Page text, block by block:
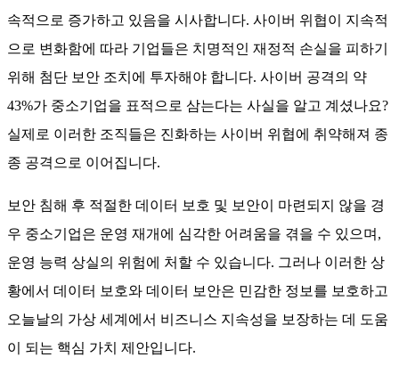
속적으로 증가하고 있음을 시사합니다. 사이버 위협이 지속적
으로 변화함에 따라 기업들은 치명적인 재정적 손실을 피하기
위해 첨단 보안 조치에 투자해야 합니다. 사이버 공격의 약
43%가 중소기업을 표적으로 삼는다는 사실을 알고 계셨나요?
실제로 이러한 조직들은 진화하는 사이버 위협에 취약해져 종
종 공격으로 이어집니다.
보안 침해 후 적절한 데이터 보호 및 보안이 마련되지 않을 경
우 중소기업은 운영 재개에 심각한 어려움을 겪을 수 있으며,
운영 능력 상실의 위험에 처할 수 있습니다. 그러나 이러한 상
황에서 데이터 보호와 데이터 보안은 민감한 정보를 보호하고
오늘날의 가상 세계에서 비즈니스 지속성을 보장하는 데 도움
이 되는 핵심 가치 제안입니다.